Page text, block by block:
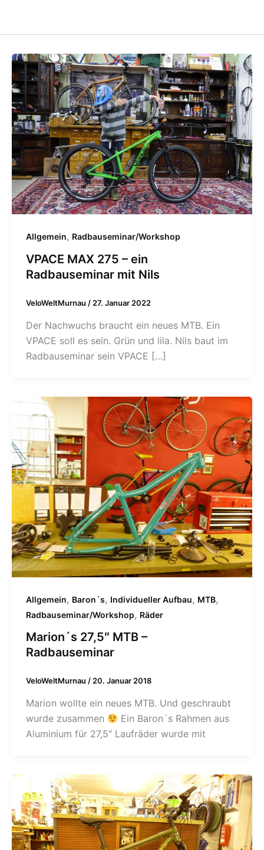
Allgemein, Radbauseminar/Workshop
VPACE MAX 275 – ein
Radbauseminar mit Nils
VeloWeltMurnau / 27. Januar 2022
Der Nachwuchs braucht ein neues MTB. Ein
VPACE soll es sein. Grün und lila. Nils baut im
Radbauseminar sein VPACE […]
Allgemein, Baron´s, Individueller Aufbau, MTB,
Radbauseminar/Workshop, Räder
Marion´s 27,5″ MTB –
Radbauseminar
VeloWeltMurnau /20. Januar 2018
Marion wollte ein neues MTB. Und geschraubt
wurde zusammen
Ein Baron´s Rahmen aus
Aluminium für 27,5″ Laufräder wurde mit